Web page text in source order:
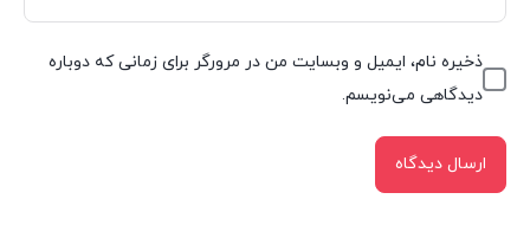
ذخیره نام، ایمیل و وبسایت من در مرورگر برای زمانی که دوباره
دیدگاهی می‌نویسم.